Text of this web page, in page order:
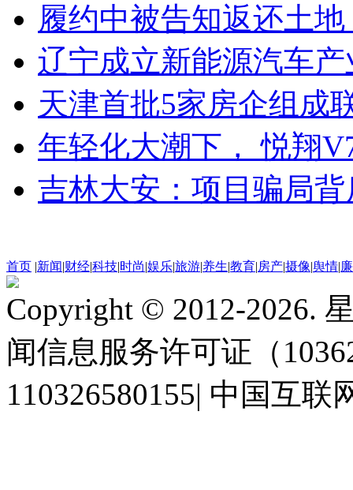
履约中被告知返还土
辽宁成立新能源汽车
天津首批5家房企组成
年轻化大潮下， 悦翔
吉林大安：项目骗局
首页 |新闻|财经|科技|时尚|娱乐|旅游|养生|教育|房产|摄像|舆情|
Copyright © 2012-2026.
闻信息服务许可证（
110326580155| 中国互联